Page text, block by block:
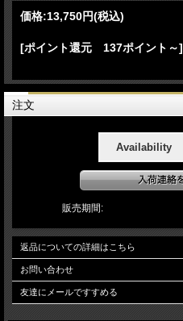
価格:13,750円(税込)
[ポイント還元 137ポイント～]
注文
Availability
販売期間:
返品についての詳細はこちら
お問い合わせ
友達にメールですすめる